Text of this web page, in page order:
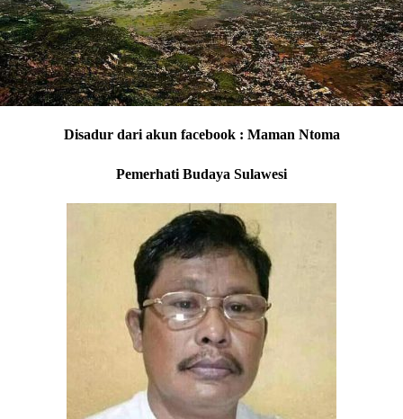
Disadur dari akun facebook : Maman Ntoma
Pemerhati Budaya Sulawesi